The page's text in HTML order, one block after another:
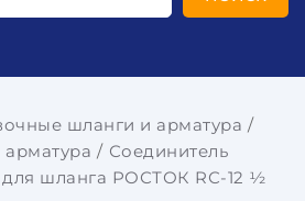
шланги и арматура
Соединитель
шланга РОСТОК RС-12 ½